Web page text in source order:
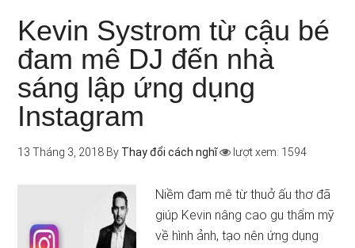
Kevin Systrom từ cậu bé
đam mê DJ đến nhà
sáng lập ứng dụng
Instagram
13 Tháng 3, 2018 By Thay đổi cách nghĩ lượt xem: 1594
Niềm đam mê từ thuở ấu thơ đã
giúp Kevin nâng cao gu thẩm mỹ
về hình ảnh, tạo nên ứng dụng